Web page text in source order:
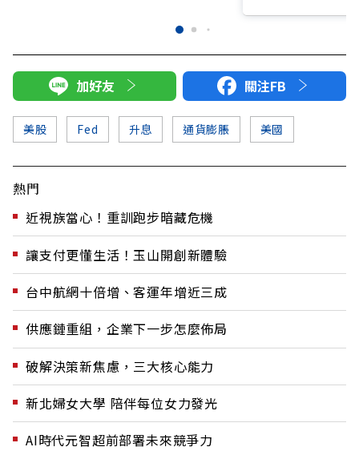
加好友 關注FB
美股 Fed 升息 通貨膨脹 美國
熱門
近視族當心！重訓跑步暗藏危機
讓支付更懂生活！玉山開創新體驗
台中航網十倍增、客運年增近三成
供應鏈重組，企業下一步怎麼佈局
破解決策新焦慮，三大核心能力
新北婦女大學 陪伴每位女力發光
AI時代元智超前部署未來競爭力